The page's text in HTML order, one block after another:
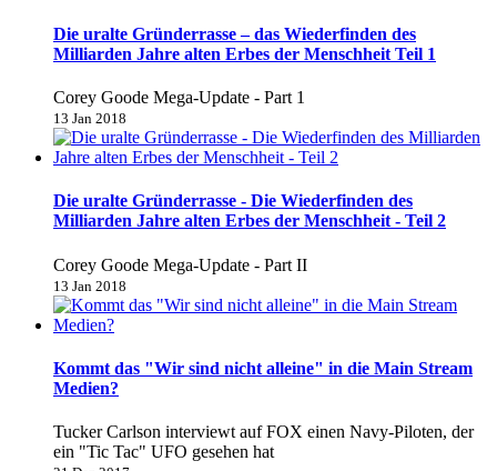
Die uralte Gründerrasse – das Wiederfinden des
Milliarden Jahre alten Erbes der Menschheit Teil 1
Corey Goode Mega-Update - Part 1
13 Jan 2018
Die uralte Gründerrasse - Die Wiederfinden des
Milliarden Jahre alten Erbes der Menschheit - Teil 2
Corey Goode Mega-Update - Part II
13 Jan 2018
Kommt das "Wir sind nicht alleine" in die Main Stream
Medien?
Tucker Carlson interviewt auf FOX einen Navy-Piloten, der
ein "Tic Tac" UFO gesehen hat